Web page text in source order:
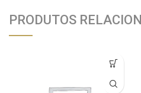
PRODUTOS